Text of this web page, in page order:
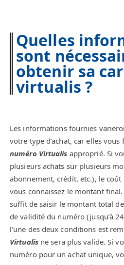
Quelles
sont
obtenir sa
virtualis ?
Les informations fournies
votre type d’achat, car elles
numéro Virtualis approprié. Si
plusieurs achats sur plusieurs
abonnement, crédit, etc.), le
vous connaissez le montant
suffit de saisir le montant total de
de validité du numéro (jusqu’à
l’une des deux conditions est
Virtualisne sera plus valide. Si
numéro pour un achat unique,